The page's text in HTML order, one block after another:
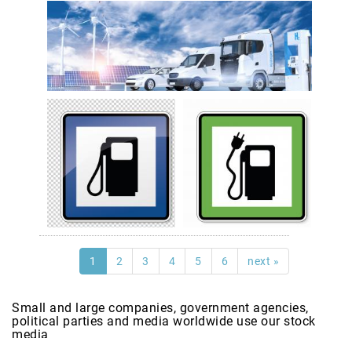
1 2 3 4 5 6 next »
Small and large companies, government agencies,
political parties and media worldwide use our stock
media